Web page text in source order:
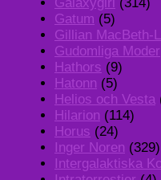
Galaxygirl (314)
Gatum (5)
Gillian MacBeth-
Gudomliga Moder
Hathors (9)
Hatonn (5)
Helios och Vesta
Hilarion (114)
Horus (24)
Inger Noren (329)
Intergalaktiska